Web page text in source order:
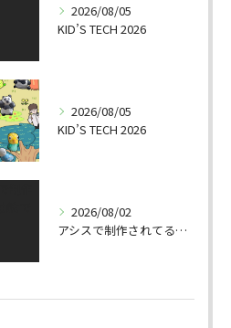
2026/08/05
KID’S TECH 2026
2026/08/05
KID’S TECH 2026
2026/08/02
アシスで制作されてる油絵です！